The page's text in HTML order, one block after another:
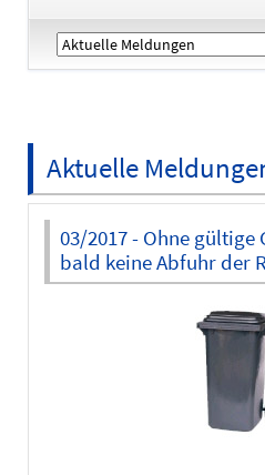
Navigation
überspringen
Aktuelle
03/2017 - Ohne gültige
bald keine Abfuhr der